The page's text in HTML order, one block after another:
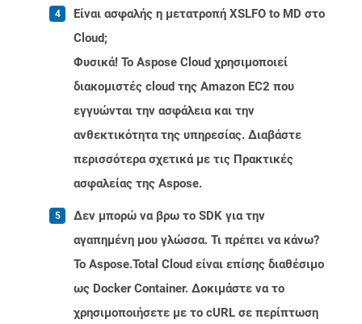
Είναι ασφαλής η μετατροπή XSLFO to MD στο
Cloud;
Φυσικά! Το Aspose Cloud χρησιμοποιεί
διακομιστές cloud της Amazon EC2 που
εγγυώνται την ασφάλεια και την
ανθεκτικότητα της υπηρεσίας. Διαβάστε
περισσότερα σχετικά με τις Πρακτικές
ασφαλείας της Aspose.
Δεν μπορώ να βρω το SDK για την
αγαπημένη μου γλώσσα. Τι πρέπει να κάνω?
Το Aspose.Total Cloud είναι επίσης διαθέσιμο
ως Docker Container. Δοκιμάστε να το
χρησιμοποιήσετε με το cURL σε περίπτωση